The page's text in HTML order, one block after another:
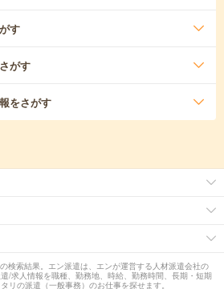
す
がす
をさがす
検索結果。エン派遣は、エンが運営する人材派遣会社の
/求人情報を職種、勤務地、時給、勤務時間、長期・短期
リの派遣（一般事務）のお仕事を探せます。